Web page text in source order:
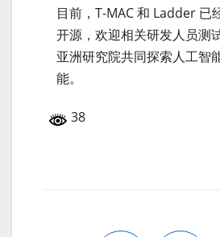
目前，T-MAC 和 Ladder 已
开源，欢迎相关研发人员测
亚洲研究院共同探索人工智
能。
38